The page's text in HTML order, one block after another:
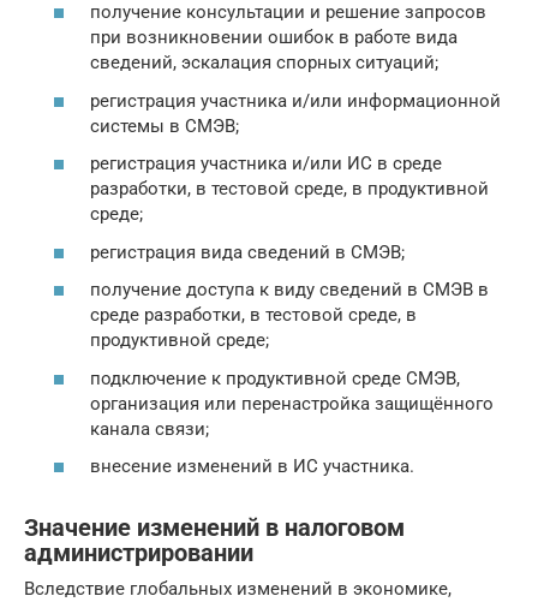
получение консультации и решение запросов
при возникновении ошибок в работе вида
сведений, эскалация спорных ситуаций;
регистрация участника и/или информационной
системы в СМЭВ;
регистрация участника и/или ИС в среде
разработки, в тестовой среде, в продуктивной
среде;
регистрация вида сведений в СМЭВ;
получение доступа к виду сведений в СМЭВ в
среде разработки, в тестовой среде, в
продуктивной среде;
подключение к продуктивной среде СМЭВ,
организация или перенастройка защищённого
канала связи;
внесение изменений в ИС участника.
Значение изменений в налоговом
администрировании
Вследствие глобальных изменений в экономике,